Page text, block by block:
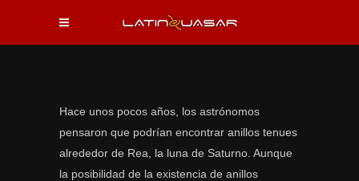
Hace unos pocos años, los astrónomos
pensaron que podrían encontrar anillos tenues
alrededor de Rea, la luna de Saturno. Aunque
la posibilidad de la existencia de anillos